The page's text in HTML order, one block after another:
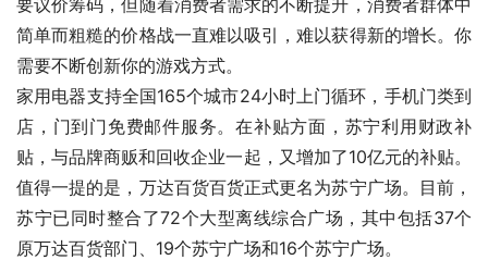
要议价筹码，但随着消费者需求的不断提升，消费者群体中
简单而粗糙的价格战一直难以吸引，难以获得新的增长。你
需要不断创新你的游戏方式。
家用电器支持全国165个城市24小时上门循环，手机门类到
店，门到门免费邮件服务。在补贴方面，苏宁利用财政补
贴，与品牌商贩和回收企业一起，又增加了10亿元的补贴。
值得一提的是，万达百货百货正式更名为苏宁广场。目前，
苏宁已同时整合了72个大型离线综合广场，其中包括37个
原万达百货部门、19个苏宁广场和16个苏宁广场。